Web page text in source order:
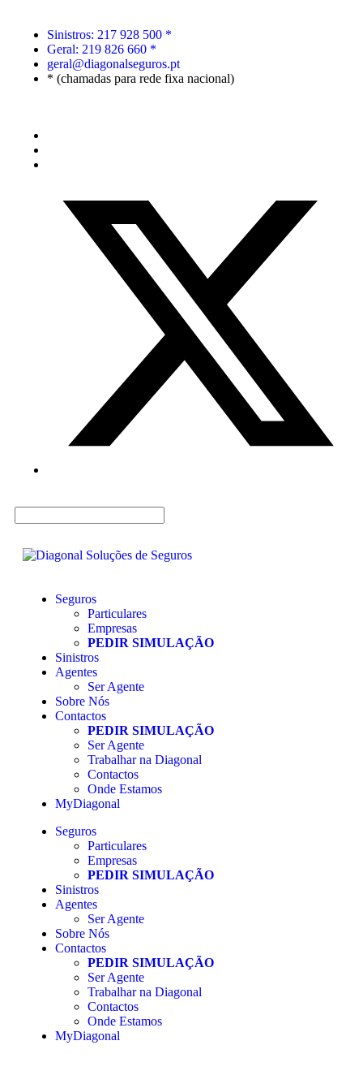
Sinistros: 217 928 500 *
Geral: 219 826 660 *
geral@diagonalseguros.pt
* (chamadas para rede fixa nacional)
Seguros
Particulares
Empresas
PEDIR SIMULAÇÃO
Sinistros
Agentes
Ser Agente
Sobre Nós
Contactos
PEDIR SIMULAÇÃO
Ser Agente
Trabalhar na Diagonal
Contactos
Onde Estamos
MyDiagonal
Seguros
Particulares
Empresas
PEDIR SIMULAÇÃO
Sinistros
Agentes
Ser Agente
Sobre Nós
Contactos
PEDIR SIMULAÇÃO
Ser Agente
Trabalhar na Diagonal
Contactos
Onde Estamos
MyDiagonal